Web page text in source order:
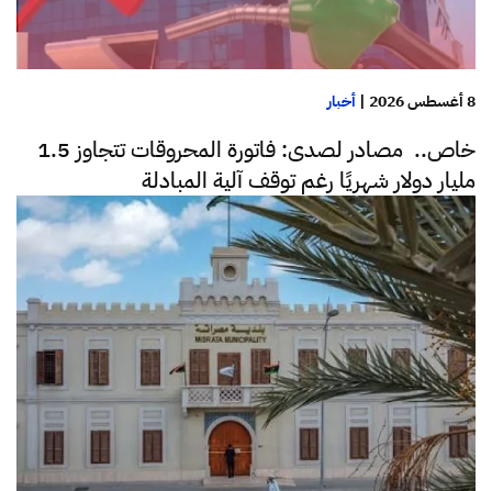
8 أغسطس 2026 | أخبار
خاص.. مصادر لصدى: فاتورة المحروقات تتجاوز 1.5
مليار دولار شهريًا رغم توقف آلية المبادلة